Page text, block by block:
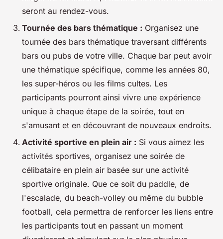
seront au rendez-vous.
Tournée des bars thématique : Organisez une
tournée des bars thématique traversant différents
bars ou pubs de votre ville. Chaque bar peut avoir
une thématique spécifique, comme les années 80,
les super-héros ou les films cultes. Les
participants pourront ainsi vivre une expérience
unique à chaque étape de la soirée, tout en
s'amusant et en découvrant de nouveaux endroits.
Activité sportive en plein air : Si vous aimez les
activités sportives, organisez une soirée de
célibataire en plein air basée sur une activité
sportive originale. Que ce soit du paddle, de
l'escalade, du beach-volley ou même du bubble
football, cela permettra de renforcer les liens entre
les participants tout en passant un moment